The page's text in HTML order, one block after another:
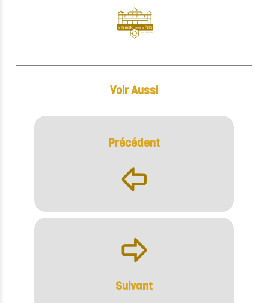
Voir Aussi
Précédent
þ
ÿ
Suivant